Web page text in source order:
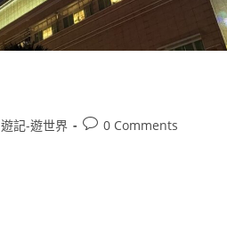
遊記-遊世界
Post0 Comments